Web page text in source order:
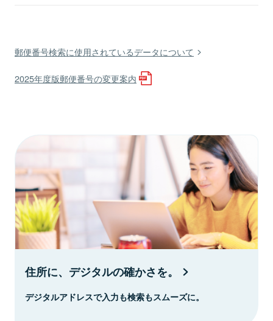
郵便番号検索に使用されているデータについて
2025年度版郵便番号の変更案内
住所に、デジタルの確かさを。
デジタルアドレスで入力も検索もスムーズに。